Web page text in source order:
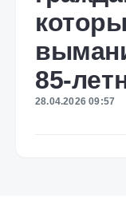
85-
28.04.2026 09:57